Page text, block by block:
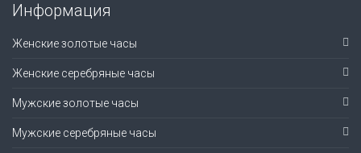
Информация
Женские золотые часы
Женские серебряные часы
Мужские золотые часы
Мужские серебряные часы